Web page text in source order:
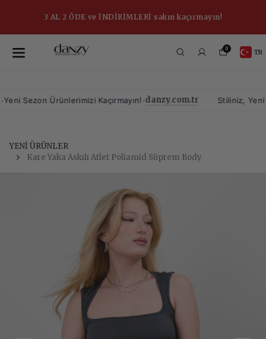
3 AL 2 ÖDE ve İNDİRİMLERİ sakın kaçırmayın!
0 TR
Sezon Ürünlerimizi Kaçırmayın!•danzy.com.tr Stiliniz, Yeni
YENİ ÜRÜNLER
Kare Yaka Askılı Atlet Poliamid Süprem Body